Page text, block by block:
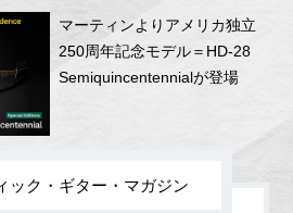
マーティンよりアメリカ独立
250周年記念モデル＝HD-28
Semiquincentennialが登場
ック・ギター・マガジン